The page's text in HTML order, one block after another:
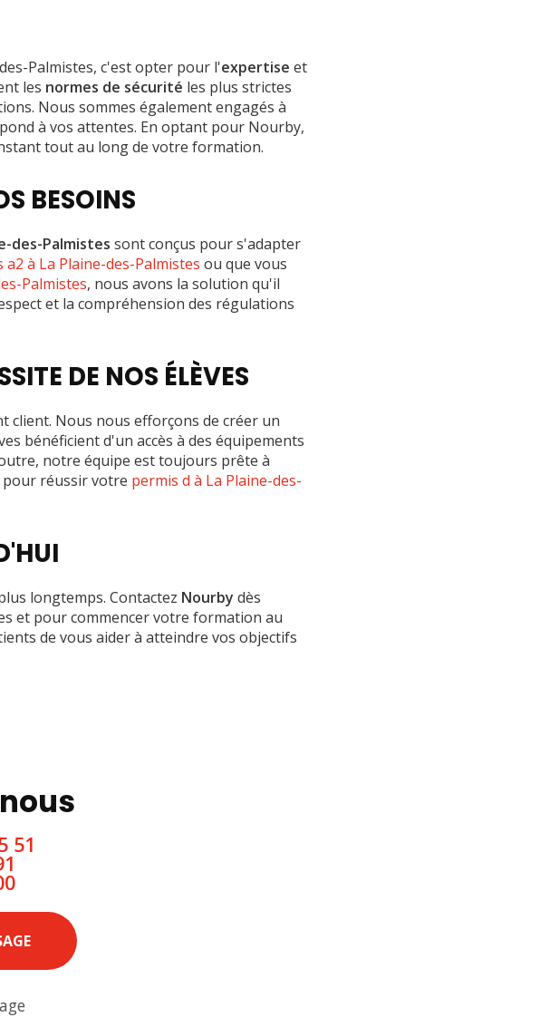
Palmistes, c'est opter pour l'expertise et
les normes de sécurité les plus strictes
Nous sommes également engagés à
à vos attentes. En optant pour Nourby,
tout au long de votre formation.
BESOINS
des-Palmistes sont conçus pour s'adapter
a2 à La Plaine-des-Palmistes ou que vous
Palmistes, nous avons la solution qu'il
et la compréhension des régulations
DE NOS ÉLÈVES
client. Nous nous efforçons de créer un
bénéficient d'un accès à des équipements
notre équipe est toujours prête à
pour réussir votre permis d à La Plaine-des-
longtemps. Contactez Nourby dès
et pour commencer votre formation au
de vous aider à atteindre vos objectifs
51